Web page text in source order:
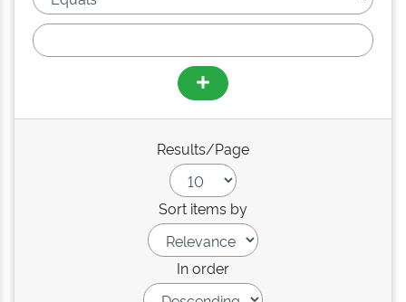
Results/Page
Sort items by
In order